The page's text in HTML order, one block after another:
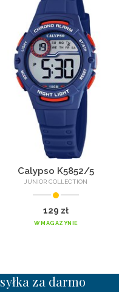
Calypso K5852/5
JUNIOR COLLECTION
129 zł
W MAGAZYNIE
za darmo